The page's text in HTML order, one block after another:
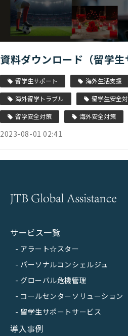
資料ダウンロード（留学生
留学生サポート 海外生活支援
海外留学トラブル 留学生安全
留学安全対策 海外安全対策
2023-08-01 02:41
サービス一覧
アラート☆スター
パーソナルコンシェルジュ
グローバル危機管理
コールセンターソリューション
留学生サポートサービス
導入事例